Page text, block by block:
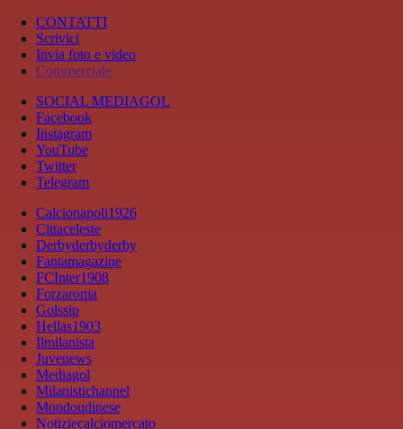
CONTATTI
Scrivici
Invia foto e video
Commerciale
SOCIAL MEDIAGOL
Facebook
Instagram
YouTube
Twitter
Telegram
Calcionapoli1926
Cittaceleste
Derbyderbyderby
Fantamagazine
FCInter1908
Forzaroma
Golssip
Hellas1903
Ilmilanista
Juvenews
Mediagol
Milanistichannel
Mondoudinese
Notiziecalciomercato